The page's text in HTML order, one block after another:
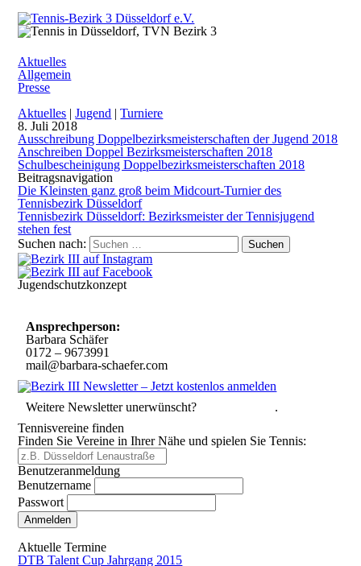
Aktuelles
Allgemein
Presse
Aktuelles |Jugend |Turniere
8. Juli 2018
Ausschreibung Doppelbezirksmeisterschaften der Jugend 2018
Anschreiben Doppel Bezirksmeisterschaften 2018
Schulbescheinigung Doppelbezirksmeisterschaften 2018
Beitragsnavigation
Die Kleinsten ganz groß beim Midcourt-Turnier des
Tennisbezirk Düsseldorf
Tennisbezirk Düsseldorf: Bezirksmeister der Tennisjugend
stehen fest
Suchen nach:
Jugendschutzkonzept
Ansprechperson:
Barbara Schäfer
0172 – 9673991
mail@barbara-schaefer.com
Weitere Newsletter unerwünscht?
.
Tennisvereine finden
Finden Sie Vereine in Ihrer Nähe und spielen Sie Tennis:
Benutzeranmeldung
Benutzername
Passwort
Aktuelle Termine
DTB Talent Cup Jahrgang 2015